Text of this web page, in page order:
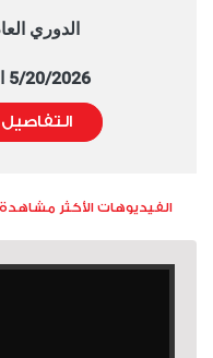
الدوري العام -
5/20/2026 التوقيت 8:00 PM
التفاصيل
الفيديوهات الأكثر